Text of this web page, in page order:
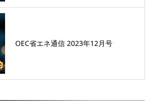
OEC省エネ通信 2023年12月号